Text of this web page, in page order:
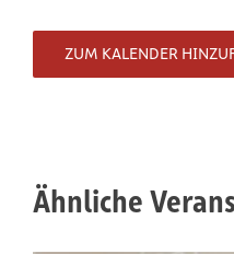
ZUM KALENDER
Ähnliche